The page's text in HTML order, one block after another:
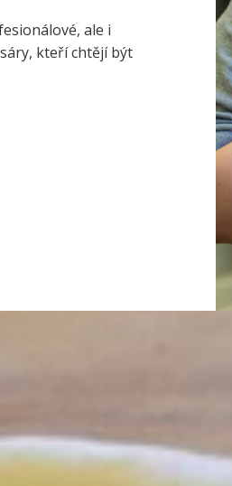
ale i
kteří chtějí být